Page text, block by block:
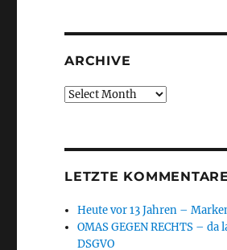
ARCHIVE
Archive
LETZTE KOMMENTARE
Heute vor 13 Jahren –
OMAS GEGEN RECHTS –
DSGVO